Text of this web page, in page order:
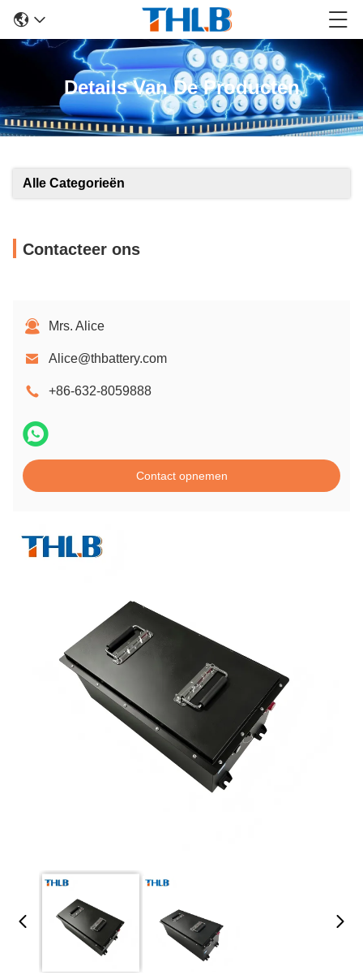
Details Van De Producten
Alle Categorieën
Contacteer ons
Mrs. Alice
Alice@thbattery.com
+86-632-8059888
Contact opnemen